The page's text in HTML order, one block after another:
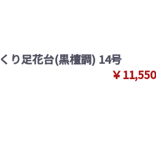
くり足花台(黒檀調) 14号
￥11,550